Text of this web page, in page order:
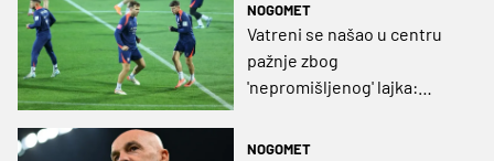
NOGOMET
Vatreni se našao u centru
pažnje zbog
'nepromišljenog' lajka:
smjeli viđati“
NOGOMET